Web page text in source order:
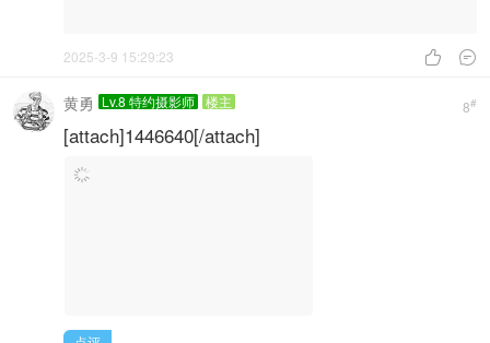
 
2025-3-9 15:29:23
8#
黄勇 Lv.8 特约摄影师 楼主
[attach]1446640[/attach]